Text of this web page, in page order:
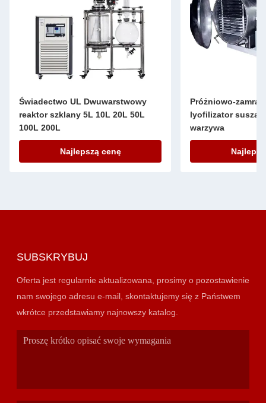
Świadectwo UL Dwuwarstwowy
reaktor szklany 5L 10L 20L 50L
100L 200L
Najlepszą cenę
Próżniowo-
lyofilizator
warzywa
SUBSKRYBUJ
Oferta jest regularnie aktualizowana, prosimy o pozostawienie
nam swojego adresu e-mail, skontaktujemy się z Państwem
wkrótce przedstawiamy najnowszy katalog.